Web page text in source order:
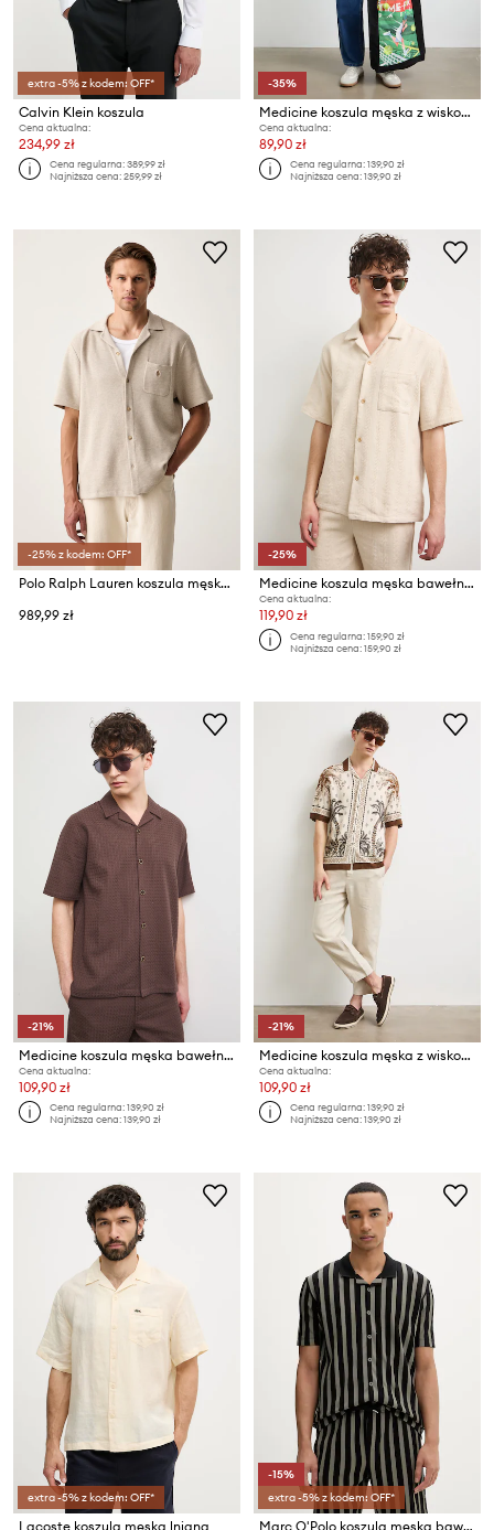
extra -5% z kodem: OFF*
Calvin Klein koszula
Cena aktualna:
234,99 zł
Cena regularna:389,99 zł
Najniższa cena:259,99 zł
-35%
Medicine koszula męska z wiskozy
Cena aktualna:
89,90 zł
Cena regularna:139,90 zł
Najniższa cena:139,90 zł
-25% z kodem: OFF*
Polo Ralph Lauren koszula męska bawełniana
989,99 zł
-25%
Medicine koszula męska bawełniana
Cena aktualna:
119,90 zł
Cena regularna:159,90 zł
Najniższa cena:159,90 zł
-21%
Medicine koszula męska bawełniana
Cena aktualna:
109,90 zł
Cena regularna:139,90 zł
Najniższa cena:139,90 zł
-21%
Medicine koszula męska z wiskozy
Cena aktualna:
109,90 zł
Cena regularna:139,90 zł
Najniższa cena:139,90 zł
extra -5% z kodem: OFF*
Lacoste koszula męska lniana
-15%
extra -5% z kodem: OFF*
Marc O'Polo koszula męska bawełniana